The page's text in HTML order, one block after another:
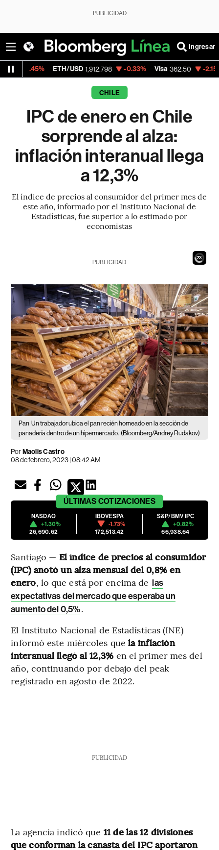
PUBLICIDAD
Ingresar
ETH/USD 1,912.798 -0.33% Visa 362.50 -2.15%
CHILE
IPC de enero en Chile
sorprende al alza:
inflación interanual llega
a 12,3%
El índice de precios al consumidor del primer mes de
este año, informado por el Instituto Nacional de
Estadísticas, fue superior a lo estimado por
economistas
21
PUBLICIDAD
Pan Un trabajador ubica el pan recién horneado en la sección de
panadería dentro de un hipermercado. (Bloomberg/Andrey Rudakov)
PorMaolis Castro
08 de febrero, 2023 | 08:42 AM
ÚLTIMAS COTIZACIONES
NASDAQ
+1.30%
26,690.62
IBOVESPA
-1.73%
172,513.42
S&P/BMV IPC
+0.82%
66,938.64
Santiago — El índice de precios al consumidor
(IPC) anotó un alza mensual del 0,8% en
enero, lo que está por encima de las
expectativas del mercado que esperaba un
aumento del 0,5%.
El Instituto Nacional de Estadísticas (INE)
informó este miércoles quela inflación
interanual llegó al 12,3% en el primer mes del
año, continuando por debajo del peak
registrado en agosto de 2022.
PUBLICIDAD
La agencia indicó que 11 de las 12 divisiones
que conforman la canasta del IPC aportaron